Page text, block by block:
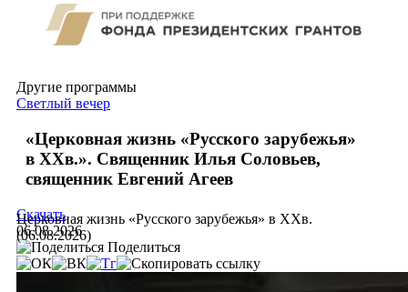
Другие программы
Светлый вечер
«Церковная жизнь «Русского зарубежья»
в ХХв.». Священник Илья Соловьев,
священник Евгений Агеев
Церковная жизнь «Русского зарубежья» в ХХв.
(06.08.2026)
Скачать
06.08.2026
Поделиться